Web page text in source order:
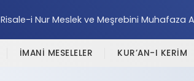
Risale-i Nur Meslek ve Meşrebini Muhafaza
İMANİ MESELELER KUR’AN-I KERİM